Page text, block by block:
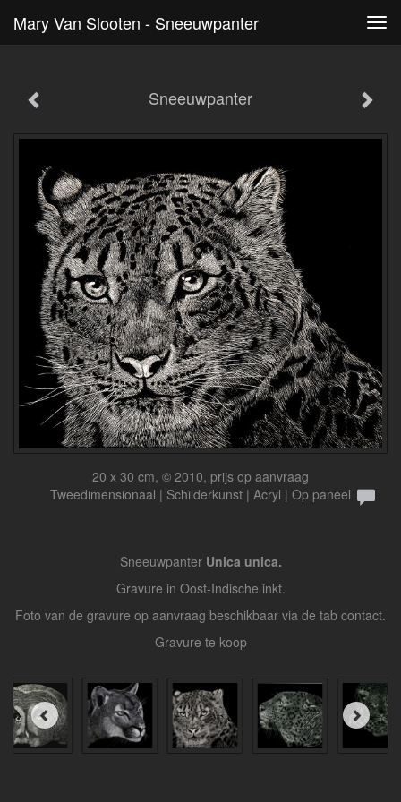
Mary Van Slooten - Sneeuwpanter
Sneeuwpanter
20 x 30 cm, © 2010, prijs op aanvraag
Tweedimensionaal | Schilderkunst | Acryl | Op paneel
Sneeuwpanter Unica unica.
Gravure in Oost-Indische inkt.
Foto van de gravure op aanvraag beschikbaar via de tab contact.
Gravure te koop